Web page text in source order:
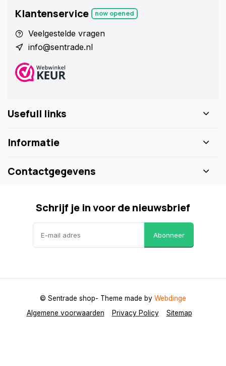
Klantenservice now opened
Veelgestelde vragen
info@sentrade.nl
Usefull links
Informatie
Contactgegevens
Schrijf je in voor de nieuwsbrief
Abonneer
Algemene voorwaarden Privacy Policy Sitemap
© Sentrade shop- Theme made by Webdinge